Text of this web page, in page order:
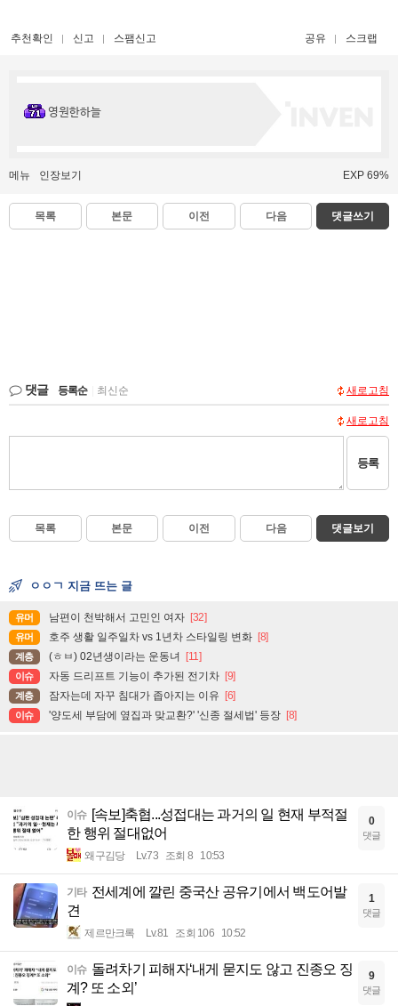
추천확인 신고 스팸신고 공유 스크랩
영원한하늘
메뉴 인장보기 EXP 69%
목록 본문 이전 다음 댓글쓰기
댓글 등록순 최신순 새로고침
새로고침
등록
목록 본문 이전 다음 댓글보기
ㅇㅇㄱ 지금 뜨는 글
유머 남편이 천박해서 고민인 여자 [32]
유머 호주 생활 일주일차 vs 1년차 스타일링 변화 [8]
계층 (ㅎㅂ) 02년생이라는 운동녀 [11]
이슈 자동 드리프트 기능이 추가된 전기차 [9]
계층 잠자는데 자꾸 침대가 좁아지는 이유 [6]
이슈 '양도세 부담에 옆집과 맞교환?' '신종 절세법' 등장 [8]
이슈 [속보]축협...성접대는 과거의 일 현재 부적절
한 행위 절대없어
왜구김당 Lv.73 조회 8 10:53
0
댓글
기타 전세계에 깔린 중국산 공유기에서 백도어발
견
제르만크록 Lv.81 조회 106 10:52
1
댓글
이슈 돌려차기 피해자‘내게 묻지도 않고 진종오 징
계? 또 소외’
9
댓글